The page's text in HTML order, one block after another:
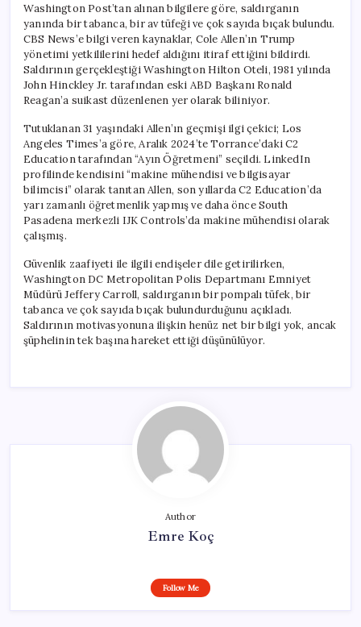
Washington Post’tan alınan bilgilere göre, saldırganın
yanında bir tabanca, bir av tüfeği ve çok sayıda bıçak bulundu.
CBS News’e bilgi veren kaynaklar, Cole Allen’ın Trump
yönetimi yetkililerini hedef aldığını itiraf ettiğini bildirdi.
Saldırının gerçekleştiği Washington Hilton Oteli, 1981 yılında
John Hinckley Jr. tarafından eski ABD Başkanı Ronald
Reagan’a suikast düzenlenen yer olarak biliniyor.
Tutuklanan 31 yaşındaki Allen’ın geçmişi ilgi çekici; Los
Angeles Times’a göre, Aralık 2024’te Torrance’daki C2
Education tarafından “Ayın Öğretmeni” seçildi. LinkedIn
profilinde kendisini “makine mühendisi ve bilgisayar
bilimcisi” olarak tanıtan Allen, son yıllarda C2 Education’da
yarı zamanlı öğretmenlik yapmış ve daha önce South
Pasadena merkezli IJK Controls’da makine mühendisi olarak
çalışmış.
Güvenlik zaafiyeti ile ilgili endişeler dile getirilirken,
Washington DC Metropolitan Polis Departmanı Emniyet
Müdürü Jeffery Carroll, saldırganın bir pompalı tüfek, bir
tabanca ve çok sayıda bıçak bulundurduğunu açıkladı.
Saldırının motivasyonuna ilişkin henüz net bir bilgi yok, ancak
şüphelinin tek başına hareket ettiği düşünülüyor.
Author
Emre Koç
Follow Me